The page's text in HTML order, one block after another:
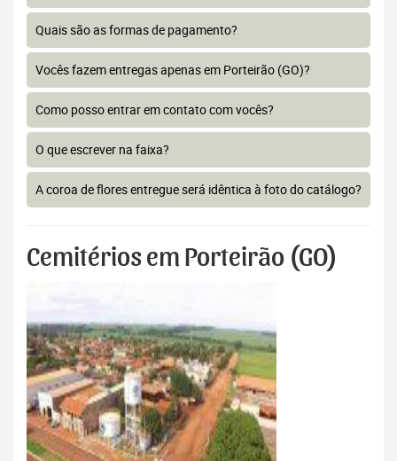
Quais são as formas de pagamento?
Vocês fazem entregas apenas em Porteirão (GO)?
Como posso entrar em contato com vocês?
O que escrever na faixa?
A coroa de flores entregue será idêntica à foto do catálogo?
Cemitérios em Porteirão (GO)